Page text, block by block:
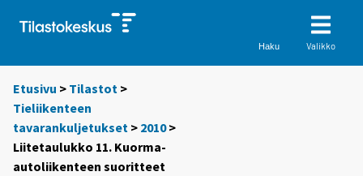
Haku Valikko
Etusivu > Tilastot >
Tieliikenteen
tavarankuljetukset > 2010>
Liitetaulukko 11. Kuorma-
autoliikenteen suoritteet